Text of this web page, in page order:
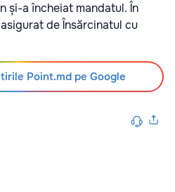
și-a încheiat mandatul. În
de Însărcinatul cu
Point.md pe Google